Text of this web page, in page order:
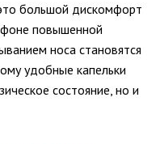
большой дискомфорт
повышенной
носа становятся
удобные капельки
состояние, но и